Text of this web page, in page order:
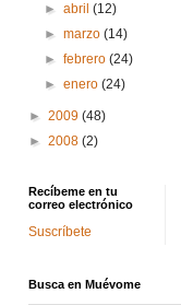
►abril(12)
►marzo(14)
►febrero(24)
►enero(24)
► 2009 (48)
► 2008 (2)
Recíbeme en tu
correo electrónico
Suscríbete
Busca en Muévome